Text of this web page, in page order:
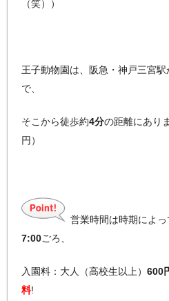
（笑））
王子動物園は、阪急・神戸三宮駅
で、
そこから徒歩約4分の距離にあり
円）
営業時間は時期によっ
7:00ごろ、
入園料：大人（高校生以上） 600
料!